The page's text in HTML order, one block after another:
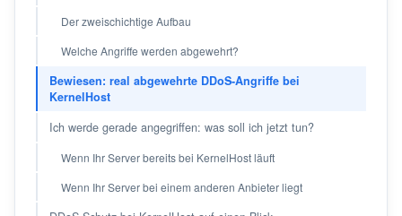
Der zweischichtige Aufbau
Welche Angriffe werden abgewehrt?
Bewiesen: real abgewehrte DDoS-Angriffe bei
KernelHost
Ich werde gerade angegriffen: was soll ich jetzt tun?
Wenn Ihr Server bereits bei KernelHost läuft
Wenn Ihr Server bei einem anderen Anbieter liegt